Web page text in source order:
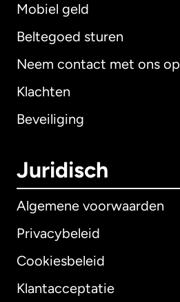
Mobiel geld
Beltegoed sturen
Neem contact met ons op
Klachten
Beveiliging
Juridisch
Algemene voorwaarden
Privacybeleid
Cookiesbeleid
Klantacceptatie